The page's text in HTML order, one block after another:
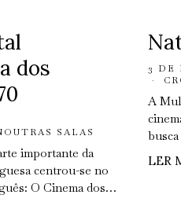
dos
SALAS
importante da
centrou-se no
O Cinema dos…
3 DE
A
LER